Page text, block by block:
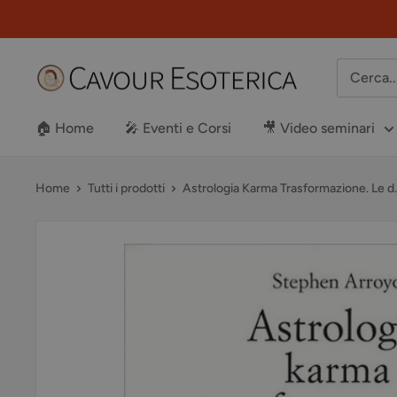
al
contenuto
Libreria
Esoterica
🏠 Home 🎤 Eventi e Corsi 🎥 Video seminari
Home Tutti i prodotti Astrologia Karma Trasformazione. Le